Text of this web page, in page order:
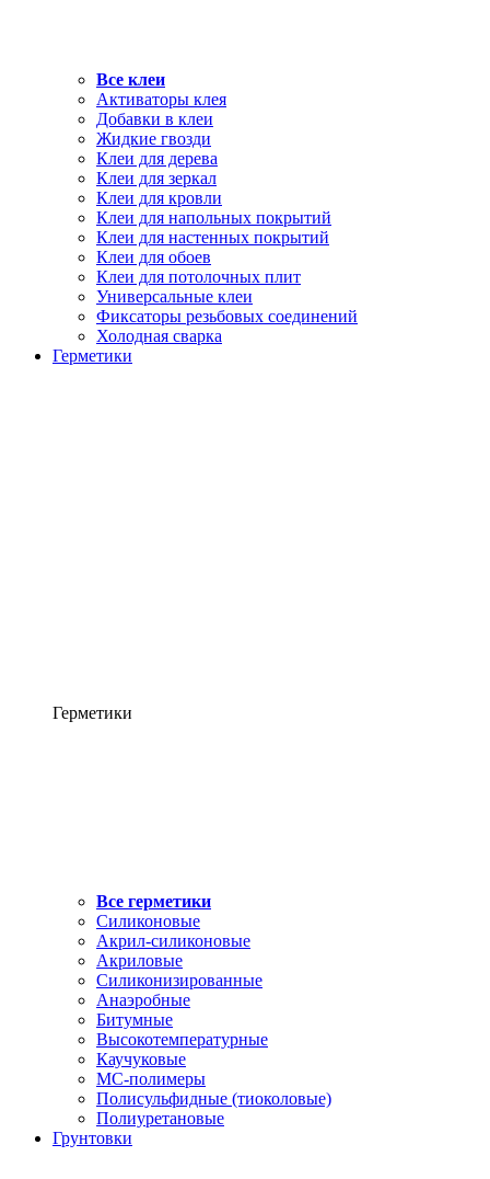
Все клеи
Активаторы клея
Добавки в клеи
Жидкие гвозди
Клеи для дерева
Клеи для зеркал
Клеи для кровли
Клеи для напольных покрытий
Клеи для настенных покрытий
Клеи для обоев
Клеи для потолочных плит
Универсальные клеи
Фиксаторы резьбовых соединений
Холодная сварка
Герметики
Герметики
Все герметики
Силиконовые
Акрил-силиконовые
Акриловые
Силиконизированные
Анаэробные
Битумные
Высокотемпературные
Каучуковые
МС-полимеры
Полисульфидные (тиоколовые)
Полиуретановые
Грунтовки